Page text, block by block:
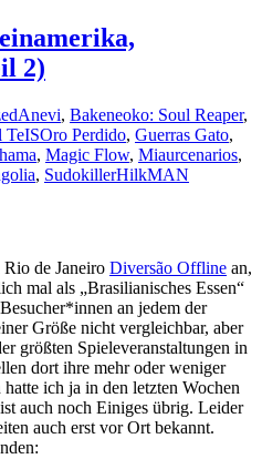
2)
Anevi, Bakeneoko: Soul Reaper,
TeISOro Perdido, Guerras Gato,
, Magic Flow, Miaurcenarios,
, SudokillerHilkMAN
de Janeiro Diversão Offline an,
mal als „Brasilianisches Essen“
an jedem der
Größe nicht vergleichbar, aber
größten Spieleveranstaltungen in
dort ihre mehr oder weniger
ich ja in den letzten Wochen
auch noch Einiges übrig. Leider
auch erst vor Ort bekannt.